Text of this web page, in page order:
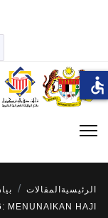
الرئيسية المقالات
MENUNAIKAN HAJI
accessible